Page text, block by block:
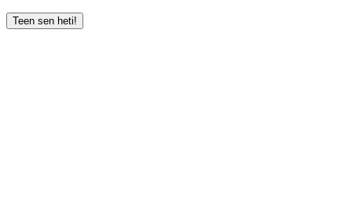
Teen sen heti!